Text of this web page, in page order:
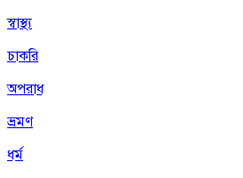
স্বাস্থ্য
চাকরি
অপরাধ
ভ্রমণ
ধর্ম